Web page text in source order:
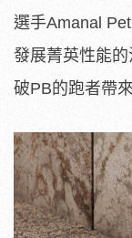
選手Amanal
發展菁英性能
破PB的跑者帶